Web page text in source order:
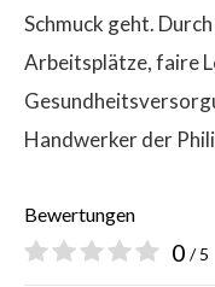
Schmuck geht.
Arbeitsplätze, faire
Handwerker der
Bewertungen
0 / 5